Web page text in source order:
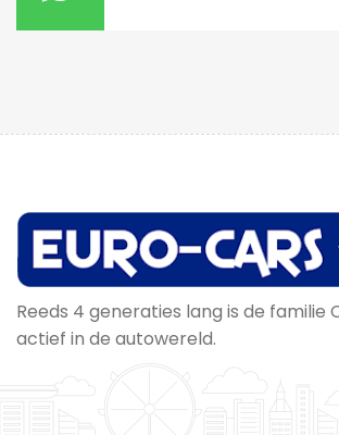
Reeds 4 generaties lang is de familie
actief in de autowereld.